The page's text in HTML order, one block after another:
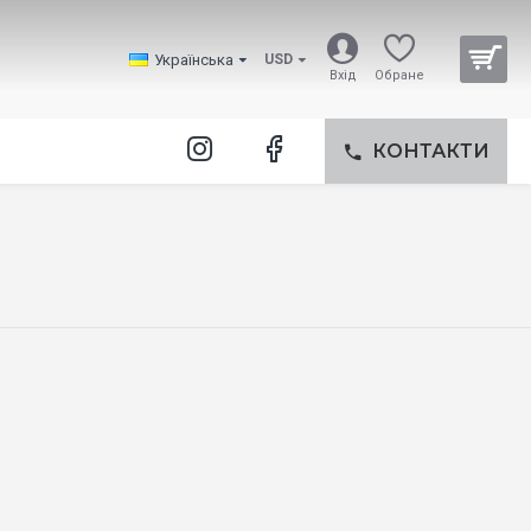
Українська USD
Вхід Обране
КОНТАКТИ